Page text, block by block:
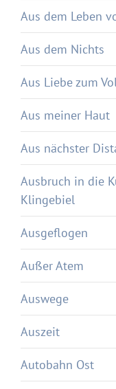
Aus dem Leben
Aus dem Nichts
Aus Liebe zum
Aus meiner Haut
Aus nächster
Ausbruch in die
Klingebiel
Ausgeflogen
Außer Atem
Auswege
Auszeit
Autobahn Ost